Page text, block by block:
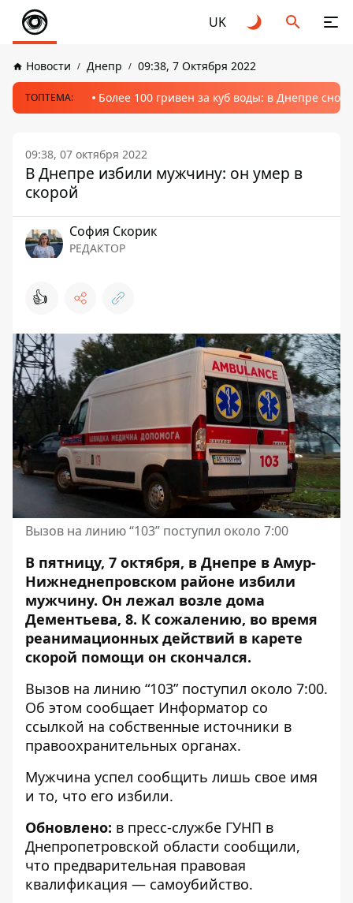
UK
Новости Днепр 09:38, 7 Октября 2022
ТОПТЕМА: Более 100 гривен за куб воды: в Днепре
09:38, 07 октября 2022
В Днепре избили мужчину: он умер в
скорой
София Скорик
РЕДАКТОР
👍
Вызов на линию “103” поступил около 7:00
В пятницу, 7 октября, в Днепре в Амур-
Нижнеднепровском районе избили
мужчину. Он лежал возле дома
Дементьева, 8. К сожалению, во время
реанимационных действий в карете
скорой помощи он скончался.
Вызов на линию “103” поступил около 7:00.
Об этом сообщает Информатор со
ссылкой на собственные источники в
правоохранительных органах.
Мужчина успел сообщить лишь свое имя
и то, что его избили.
Обновлено: в пресс-службе ГУНП в
Днепропетровской области сообщили,
что предварительная правовая
квалификация — самоубийство.